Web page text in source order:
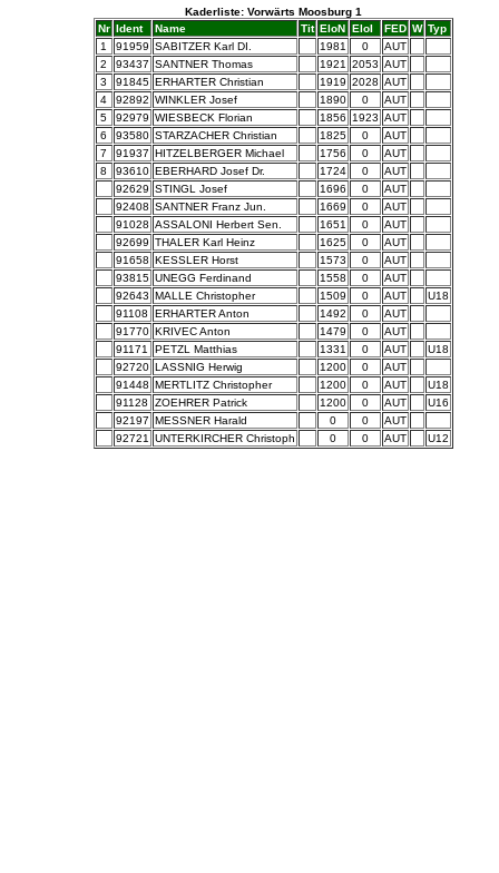
Kaderliste: Vorwärts Moosburg 1
Nr Ident Name Tit EloN EloI FED W Typ
1
91959 SABITZER Karl DI. 1981 0
AUT
2
93437 SANTNER Thomas 1921 2053 AUT
3
91845 ERHARTER Christian 1919 2028 AUT
4
92892 WINKLER Josef 1890 0
AUT
5
92979 WIESBECK Florian 1856 1923 AUT
6
93580 STARZACHER Christian 1825 0
AUT
7
91937 HITZELBERGER Michael 1756 0
AUT
8
93610 EBERHARD Josef Dr. 1724 0
AUT
92629 STINGL Josef 1696 0
AUT
92408 SANTNER Franz Jun. 1669 0
AUT
91028 ASSALONI Herbert Sen. 1651 0
AUT
92699 THALER Karl Heinz 1625 0
AUT
91658 KESSLER Horst 1573 0
AUT
93815 UNEGG Ferdinand 1558 0
AUT
92643 MALLE Christopher 1509 0 AUT
U18
91108
ERHARTER Anton 1492 0
AUT
91770 KRIVEC Anton 1479 0
AUT
91171
PETZL Matthias 1331 0 AUT
U18
92720 LASSNIG Herwig 1200 0
AUT
91448 MERTLITZ Christopher 1200 0 AUT
U18
91128
ZOEHRER Patrick 1200 0 AUT
U16
92197 MESSNER Harald 0 0
AUT
92721
UNTERKIRCHER Christoph 0 0 AUT U12